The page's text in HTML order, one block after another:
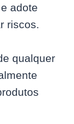
adote
riscos.
qualquer